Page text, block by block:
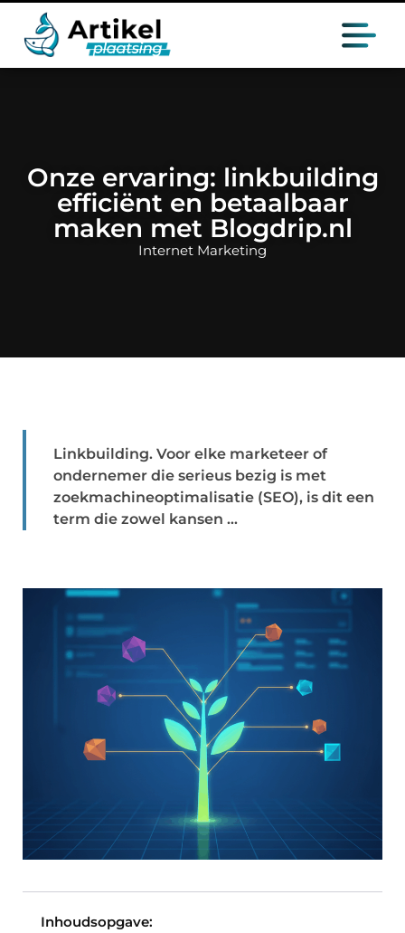
Onze ervaring: linkbuilding
efficiënt en betaalbaar
maken met Blogdrip.nl
Internet Marketing
Linkbuilding. Voor elke marketeer of
ondernemer die serieus bezig is met
zoekmachineoptimalisatie (SEO), is dit een
term die zowel kansen ...
Inhoudsopgave: